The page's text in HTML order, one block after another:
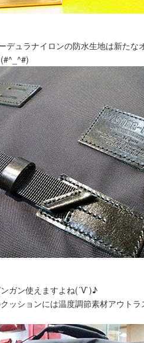
デュラナイロンの防水生地は新た
ガン使えますよね(´V`)♪
ッションには温度調節素材アウト